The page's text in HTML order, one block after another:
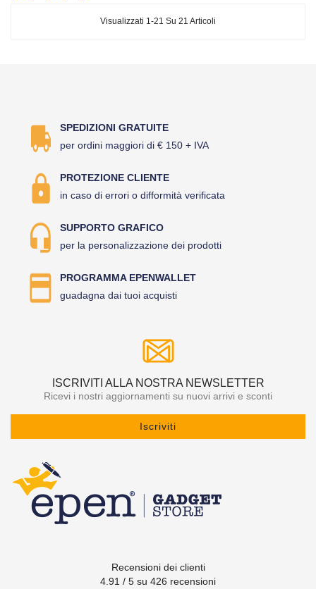
Visualizzati 1-21 Su 21 Articoli
SPEDIZIONI GRATUITE
per ordini maggiori di € 150 + IVA
PROTEZIONE CLIENTE
in caso di errori o difformità verificata
SUPPORTO GRAFICO
per la personalizzazione dei prodotti
PROGRAMMA EPENWALLET
guadagna dai tuoi acquisti
ISCRIVITI ALLA NOSTRA NEWSLETTER
Ricevi i nostri aggiornamenti su nuovi arrivi e sconti
Iscriviti
Recensioni dei clienti
4.91 / 5 su 426 recensioni